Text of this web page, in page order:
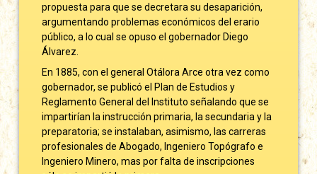
propuesta para que se decretara su desaparición,
argumentando problemas económicos del erario
público, a lo cual se opuso el gobernador Diego
Álvarez.
En 1885, con el general Otálora Arce otra vez como
gobernador, se publicó el Plan de Estudios y
Reglamento General del Instituto señalando que se
impartirían la instrucción primaria, la secundaria y la
preparatoria; se instalaban, asimismo, las carreras
profesionales de Abogado, Ingeniero Topógrafo e
Ingeniero Minero, mas por falta de inscripciones